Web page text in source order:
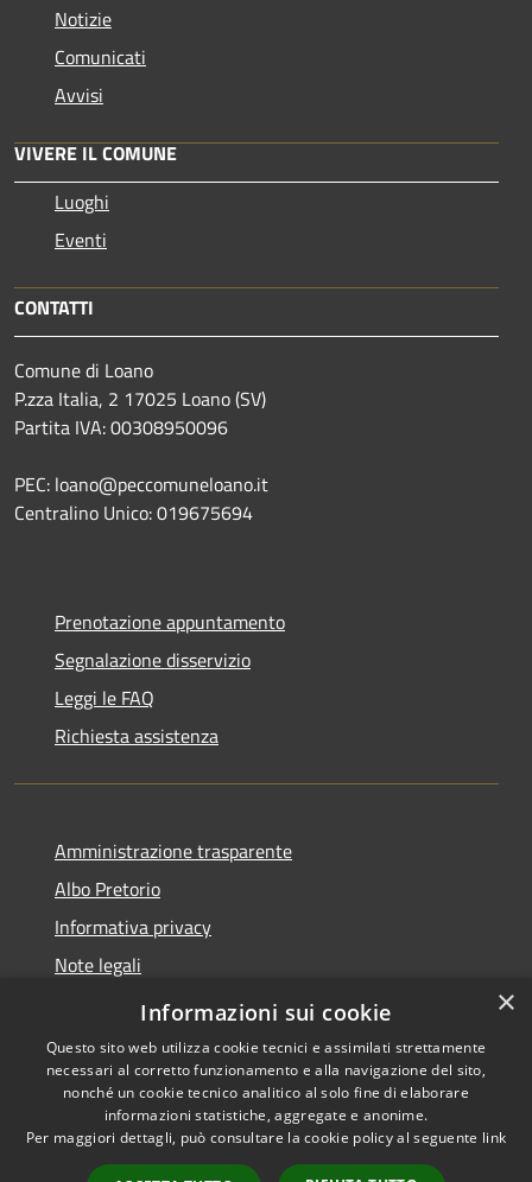
Notizie
Comunicati
Avvisi
VIVERE IL COMUNE
Luoghi
Eventi
CONTATTI
Comune di Loano
P.zza Italia, 2 17025 Loano (SV)
Partita IVA: 00308950096
PEC: loano@peccomuneloano.it
Centralino Unico: 019675694
Prenotazione appuntamento
Segnalazione disservizio
Leggi le FAQ
Richiesta assistenza
Amministrazione trasparente
Albo Pretorio
Informativa privacy
Note legali
Dichiarazione di accessibilità
Accessibilità
Copyright © 2026 • Comune di
Loano • Powered by
×
Informazioni sui cookie
Questo sito web utilizza cookie tecnici e assimilati strettamente
necessari al corretto funzionamento e alla navigazione del sito,
nonché un cookie tecnico analitico al solo fine di elaborare
informazioni statistiche, aggregate e anonime.
Per maggiori dettagli, può consultare la cookie policy al seguente link